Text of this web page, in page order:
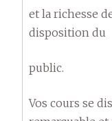
et la richesse
disposition du
public.
Vos cours se